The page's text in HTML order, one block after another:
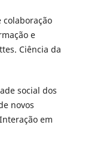
colaboração
e
Ciência da
social dos
novos
em